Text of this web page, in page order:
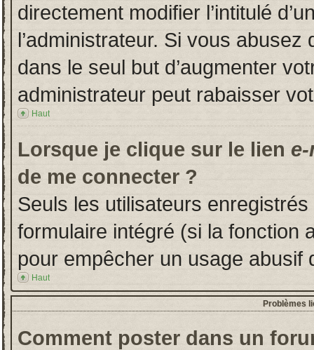
directement modifier l’intitulé
l’administrateur. Si vous
dans le seul but d’augmenter
administrateur peut rabaisser
Haut
Lorsque je clique sur le lien
de me connecter ?
Seuls les utilisateurs
formulaire intégré (si la fonction
pour empêcher un usage abusif
Haut
Problèmes
Comment poster dans un